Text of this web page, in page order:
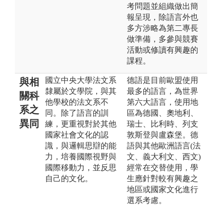
考問題並組織做出簡
報呈現，除語言外也
多方涉略為第二專長
做準備，多參與競賽
活動或修讀有興趣的
課程。
與相
關科
系之
異同
國立中央大學法文系
隸屬於文學院，與其
他學校的法文系不
同。除了語言的訓
練，更重視對於其他
國家社會文化的認
識，與邏輯思辯的能
力，培養國際視野與
國際移動力，並反思
自己的文化。
德語是目前歐盟使用
最多的語言，為世界
第六大語言，使用地
區為德國、奧地利、
瑞士、比利時、列支
敦斯登與盧森堡。德
語與其他歐洲語言(法
文、義大利文、西文)
經常在交替使用，學
生應針對較有興趣之
地區或國家文化進行
選系考慮。